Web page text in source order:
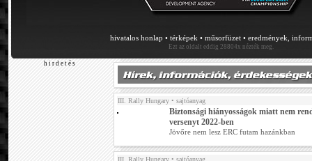
hivatalos honlap •térképek •műsorfüzet •eredmények,
Ezt az oldalt eddig 28804x nézték meg.
h i r d e t é s
III. Rally Hungary • sajtóanyag
Biztonsági hiányosságok miatt nem
versenyt 2022-ben
Jövőre nem lesz ERC futam hazánkban
III. Rally Hungary • sajtóanyag